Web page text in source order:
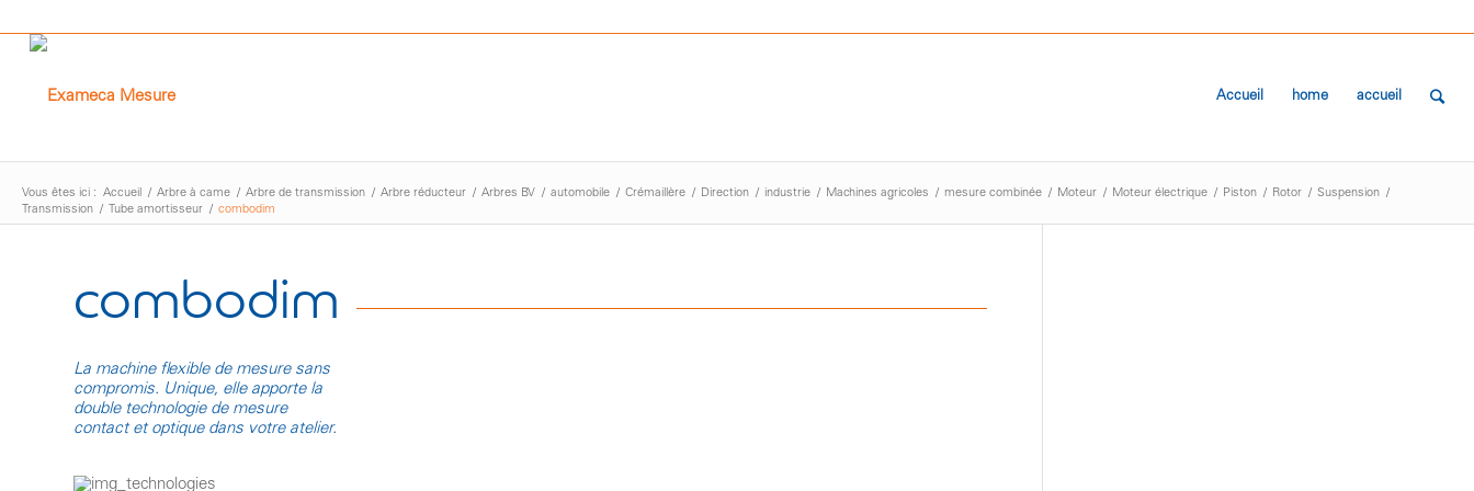
Accueil home accueil
Vous êtes ici : Accueil / Arbre à came / Arbre de transmission / Arbre réducteur / Arbres BV / automobile / Crémaillère / Direction / industrie / Machines agricoles / mesure combinée / Moteur / Moteur électrique / Piston / Rotor / Suspension /
Transmission / Tube amortisseur / combodim
combodim
La machine flexible de mesure sans
compromis. Unique, elle apporte la
double technologie de mesure
contact et optique dans votre atelier.